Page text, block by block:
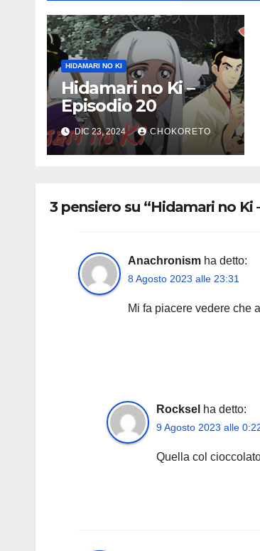
HIDAMARI NO KI
Hidamari no Ki –
Episodio 20
DIC 23, 2024 CHOKORETO
3 pensiero su “Hidamari no Ki
Anachronism ha detto:
8 Agosto 2023 alle 23:31
Mi fa piacere vedere che
Rocksel ha detto:
9 Agosto 2023 alle
Quella col